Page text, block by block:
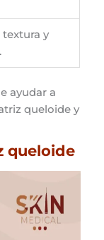
textura y
ayudar a
queloide y
queloide